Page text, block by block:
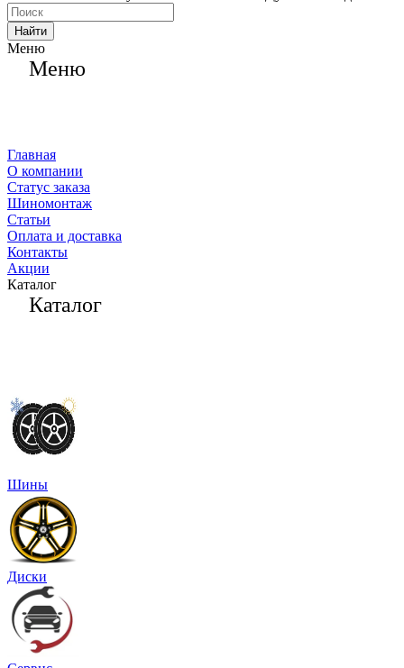
Найти
Меню
Меню
Главная
О компании
Статус заказа
Шиномонтаж
Статьи
Оплата и доставка
Контакты
Акции
Каталог
Каталог
Шины
Диски